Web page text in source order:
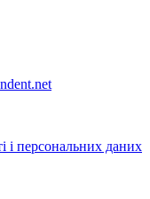
і персональних даних